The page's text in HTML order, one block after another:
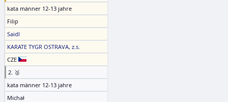
kata männer 12-13 jahre
Filip
Saidl
KARATE TYGR OSTRAVA, z.s.
CZE
2. 🥈
kata männer 12-13 jahre
Michał